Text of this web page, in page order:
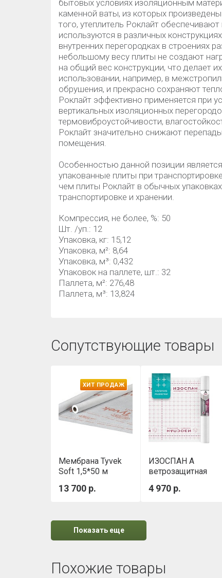
бытовых условиях изоляционным
каменной ваты, из которых
того, утеплитель Роклайт
используются в различных
внутренних перегородках в строениях
небольшому весу плиты не создают
на общий вес конструкции, что делает
использовании, например, в
обрушения, и прекрасно сохраняют
Роклайт эффективно применяется при
вертикальных изоляционных
термовиброустойчивости,
Роклайт значительно снижают
помещения.
Особенностью данной позиции
упакованные плиты при
чем плиты Роклайт в обычных
транспортировке и хранении.
Компрессия, не более, %: 50
Шт. /уп.: 12
Упаковка, кг: 15,12
Упаковка, м²: 8,64
Упаковка, м³: 0,432
Упаковок на паллете, шт.: 32
Паллета, м²: 276,48
Паллета, м³: 13,824
Сопутствующие товары
ХИТ ПРОДАЖ
Мембрана Tyvek
Soft 1,5*50 м
13 700 р.
ИЗОСПАН А
ветрозащитная
мембрана
4 970 р.
Показать еще
Похожие товары